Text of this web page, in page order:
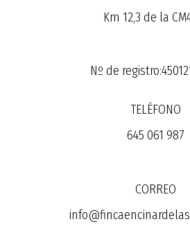
Km 12,3 de la
Nº de
TELÉFONO
645 061 987
CORREO